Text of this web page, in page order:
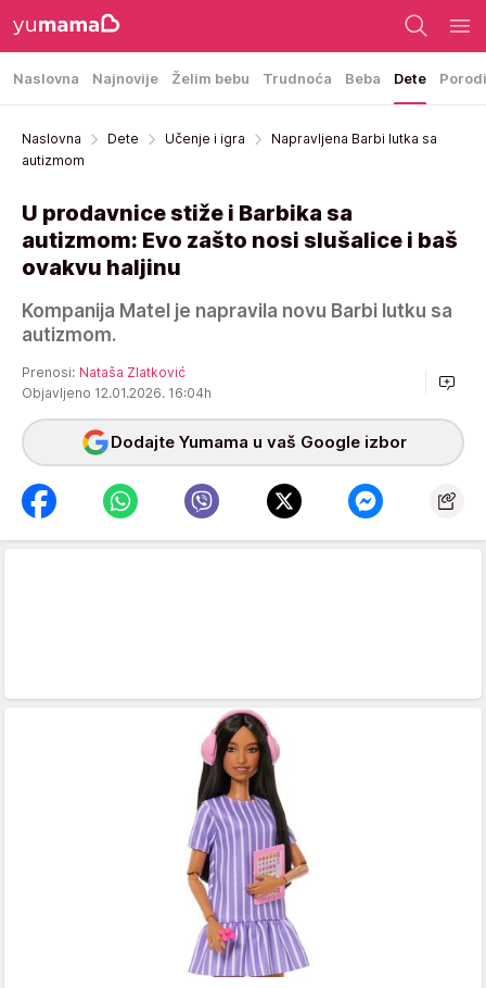
Naslovna Najnovije Želim bebu Trudnoća Beba Dete
Naslovna Dete Učenje i igra
Napravljena Barbi lutka sa
autizmom
U prodavnice stiže i Barbika sa
autizmom: Evo zašto nosi slušalice i baš
ovakvu haljinu
Kompanija Matel je napravila novu Barbi lutku sa
autizmom.
Prenosi: Nataša Zlatković
Objavljeno 12.01.2026. 16:04h
Dodajte Yumama u vaš Google izbor